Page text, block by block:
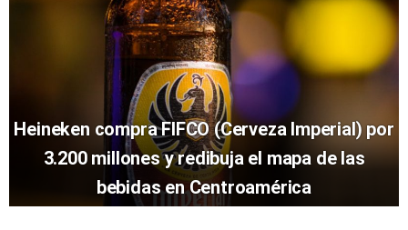
Heineken compra FIFCO (Cerveza Imperial) por
3.200 millones y redibuja el mapa de las
bebidas en Centroamérica